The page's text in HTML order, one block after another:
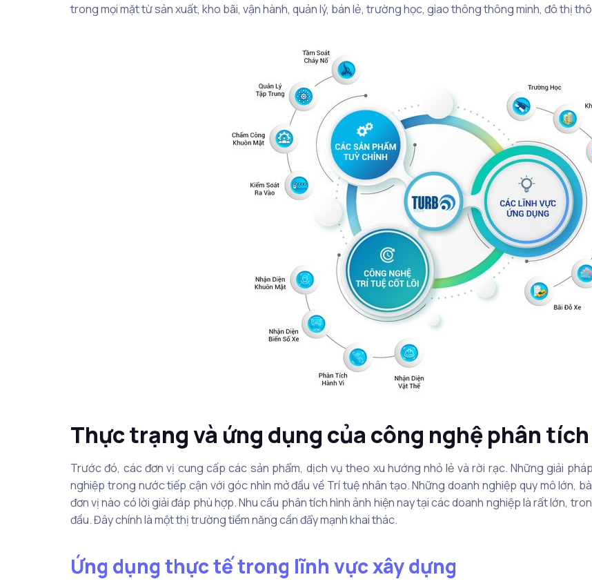
trong mọi mặt từ sản xuất, kho bãi, vận hành, quản lý, bán lẻ, trường học, giao thông thông minh, đô thị
Thực trạng và ứng dụng của công nghệ phân
Trước đó, các đơn vị cung cấp các sản phẩm, dịch vụ theo xu hướng nhỏ lẻ và rời rạc. Những giải
nghiệp trong nước tiếp cận với góc nhìn mở đầu về Trí tuệ nhân tạo. Những doanh nghiệp quy mô lớn,
đơn vị nào có lời giải đáp phù hợp. Nhu cầu phân tích hình ảnh hiện nay tại các doanh nghiệp là rất lớn,
đầu. Đây chính là một thị trường tiềm năng cần đẩy mạnh khai thác.
Ứng dụng thực tế trong lĩnh vực xây dựng